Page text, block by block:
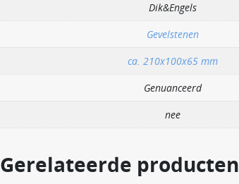
Dik&Engels
Gevelstenen
ca. 210x100x65 mm
Genuanceerd
nee
Gerelateerde producten